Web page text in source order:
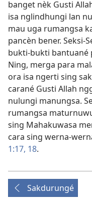
banget nèk Gusti
isa nglindhungi lan
mau uga rumangsa
pancèn bener. Seksi-
bukti-bukti bantuané
Ning, merga para
ora isa ngerti sing
carané Gusti Allah
nulungi manungsa.
rumangsa
sing Mahakuwasa
cara sing werna-
1:17, 18.
Sakdurungé